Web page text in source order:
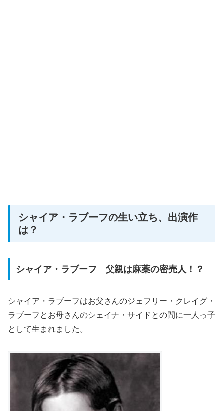
シャイア・ラブーフの生い立ち、出演作
は？
シャイア・ラブーフ 父親は麻薬の密売人！？
シャイア・ラブーフはお父さんのジェフリー・クレイグ・
ラブーフとお母さんのシェイナ・サイドとの間に一人っ子
として生まれました。